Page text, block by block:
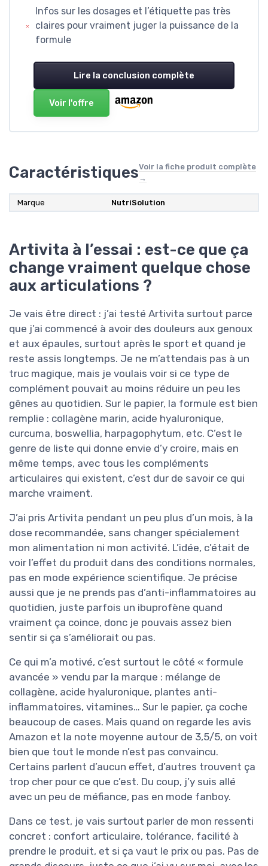
Infos sur les dosages et l’étiquette pas très
claires pour vraiment juger la puissance de la
formule
Lire la conclusion complète
Voir l'offre
CaractéristiquesVoir la fiche produit complète
→
Marque NutriSolution
Artivita à l’essai : est-ce que ça
change vraiment quelque chose
aux articulations ?
Je vais être direct : j’ai testé Artivita surtout parce
que j’ai commencé à avoir des douleurs aux genoux
et aux épaules, surtout après le sport et quand je
reste assis longtemps. Je ne m’attendais pas à un
truc magique, mais je voulais voir si ce type de
complément pouvait au moins réduire un peu les
gênes au quotidien. Sur le papier, la formule est bien
remplie : collagène marin, acide hyaluronique,
curcuma, boswellia, harpagophytum, etc. C’est le
genre de liste qui donne envie d’y croire, mais en
même temps, avec tous les compléments
articulaires qui existent, c’est dur de savoir ce qui
marche vraiment.
J’ai pris Artivita pendant un peu plus d’un mois, à la
dose recommandée, sans changer spécialement
mon alimentation ni mon activité. L’idée, c’était de
voir l’effet du produit dans des conditions normales,
pas en mode expérience scientifique. Je précise
aussi que je ne prends pas d’anti-inflammatoires au
quotidien, juste parfois un ibuprofène quand
vraiment ça coince, donc je pouvais assez bien
sentir si ça s’améliorait ou pas.
Ce qui m’a motivé, c’est surtout le côté « formule
avancée » vendu par la marque : mélange de
collagène, acide hyaluronique, plantes anti-
inflammatoires, vitamines… Sur le papier, ça coche
beaucoup de cases. Mais quand on regarde les avis
Amazon et la note moyenne autour de 3,5/5, on voit
bien que tout le monde n’est pas convaincu.
Certains parlent d’aucun effet, d’autres trouvent ça
trop cher pour ce que c’est. Du coup, j’y suis allé
avec un peu de méfiance, pas en mode fanboy.
Dans ce test, je vais surtout parler de mon ressenti
concret : confort articulaire, tolérance, facilité à
prendre le produit, et si ça vaut le prix ou pas. Pas de